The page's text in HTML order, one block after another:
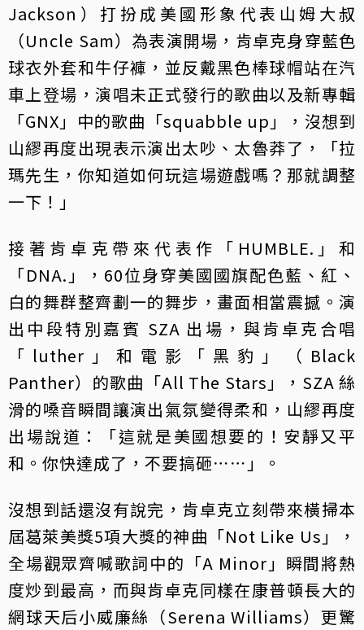
Jackson）打扮成美國形象代表山姆大叔
（Uncle Sam）為表演開場，肯卓克身穿藍色
球衣外套和牛仔褲，並反戴黑色棒球帽站在汽
車上登場，演唱未正式發行的歌曲以及新專輯
「GNX」中的歌曲「squabble up」，沒想到
山繆再度出現表示演出太吵、太魯莽了，「拉
瑪先生，你知道如何玩這場遊戲嗎？那就調整
一下！」
接著肯卓克帶來代表作「HUMBLE.」和
「DNA.」，60位身穿美國國旗配色藍、紅、
白的舞群整齊劃一的舞步，畫面相當震撼。演
出中段特別嘉賓 SZA 出場，與肯卓克合唱
「luther」和電影「黑豹」（Black
Panther）的歌曲「All The Stars」，SZA 絲
滑的嗓音瞬間讓演出氣氛變得柔和，山繆再度
出場說道：「這就是美國想要的！安靜又平
和。你快達成了，不要搞砸⋯⋯」。
沒想到話還沒有說完，肯卓克立刻帶來橫掃本
屆葛萊美獎5項大獎的神曲「Not Like Us」，
全場觀眾齊喊歌詞中的「A Minor」瞬間將熱
度炒到最高，而與肯卓克同樣在康普頓長大的
網球天后小威廉絲（Serena Williams）更驚